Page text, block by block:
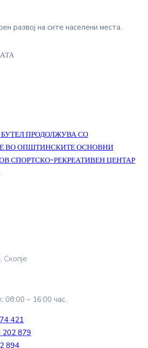
развој на сите населени места.
ПРОДОЛЖУВА СО
ВО ОПШТИНСКИТЕ ОСНОВНИ
СПОРТСКО-РЕКРЕАТИВЕН ЦЕНТАР
Скопје
08:00 – 16:00 час.
421
202 879
894